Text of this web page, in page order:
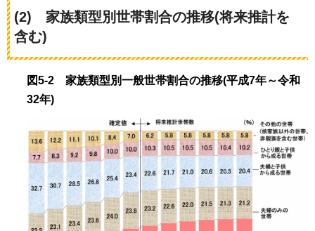
(2) 家族類型別世帯割合の推移(将来推計を
含む)
図5-2 家族類型別一般世帯割合の推移(平成7年～令和
32年)